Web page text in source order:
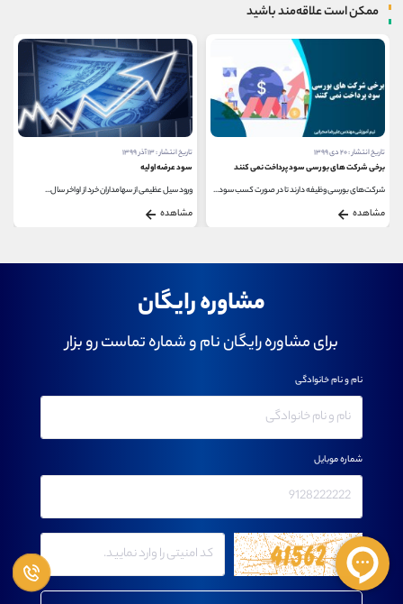
ممکن است علاقه‌مند باشید
تاریخ انتشار : ۱۳ آذر ۱۳۹۹
سود عرضه اولیه
ورود سیل عظیمی از سهامداران خرد از اواخر سال...
مشاهده
تاریخ انتشار : ۴ دی ۱۳۹۹
گام چهارم : آشنایی با بورس و فرابورس
مشاهده
مشاوره رایگان
برای مشاوره رایگان نام و شماره تماست رو بزار
نام و نام خانوادگی
شماره موبایل